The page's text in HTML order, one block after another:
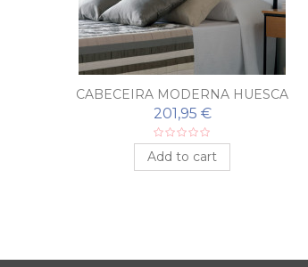
CABECEIRA MODERNA HUESCA
201,95 €
Add to cart